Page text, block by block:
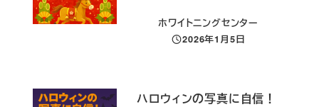
ホワイトニングセンター
投稿日
2026年1月5日
ハロウィンの写真に自信！